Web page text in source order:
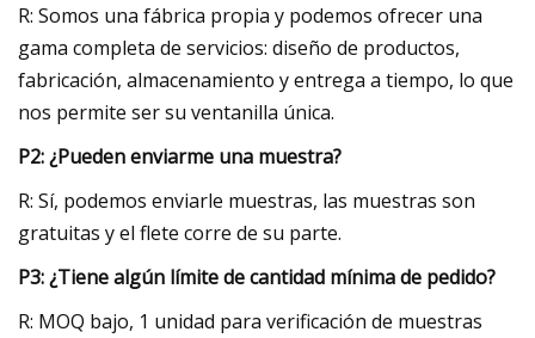
R: Somos una fábrica propia y podemos ofrecer una
gama completa de servicios: diseño de productos,
fabricación, almacenamiento y entrega a tiempo, lo que
nos permite ser su ventanilla única.
P2: ¿Pueden enviarme una muestra?
R: Sí, podemos enviarle muestras, las muestras son
gratuitas y el flete corre de su parte.
P3: ¿Tiene algún límite de cantidad mínima de pedido?
R: MOQ bajo, 1 unidad para verificación de muestras